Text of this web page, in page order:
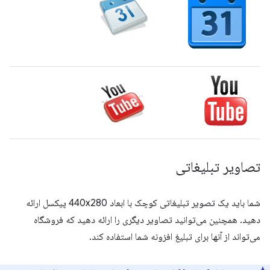
تصاویر تبلیغاتی
شما باید یک تصویر تبلیغاتی کوچک با ابعاد 440x280 پیکسل ارائه
دهید. همچنین می‌توانید تصاویر دیگری را ارائه دهید که فروشگاه
می‌تواند از آنها برای تبلیغ افزونه شما استفاده کند.